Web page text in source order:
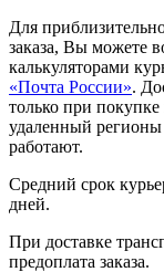
Для
заказа, Вы можете
калькуляторами
«Почта России».
только при
удаленный
работают.
Средний срок
дней.
При доставке
предоплата заказа.